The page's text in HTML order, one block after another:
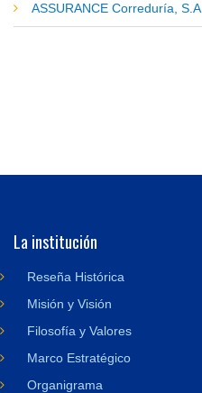
ASSURANCE Correduría, S.A.
La institución
Reseña Histórica
Misión y Visión
Filosofía y Valores
Marco Estratégico
Organigrama